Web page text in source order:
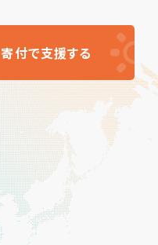
寄付で支援する